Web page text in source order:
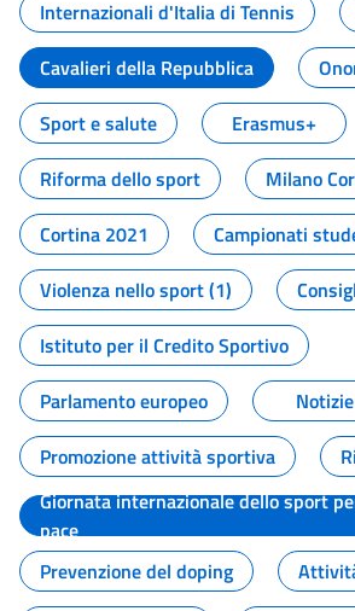
Internazionali d'Italia di Tennis
Cavalieri della Repubblica
Sport e salute
Erasmus+
Riforma dello sport
Milano
Cortina 2021
Campionati
Violenza nello sport (1)
Istituto per il Credito Sportivo
Parlamento europeo
Notizie
Promozione attività sportiva
Giornata internazionale dello sport
pace
Prevenzione del doping